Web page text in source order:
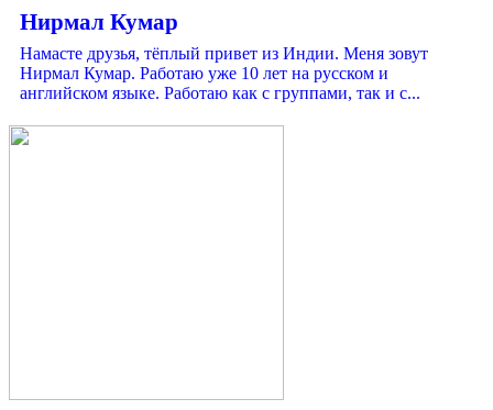
Нирмал Кумар
Намасте друзья, тёплый привет из Индии. Меня зовут
Нирмал Кумар. Работаю уже 10 лет на русском и
английском языке. Работаю как с группами, так и с...